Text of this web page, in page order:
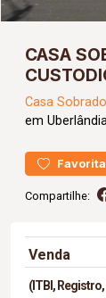
CASA
Casa Sobrado
em
Compartilhe:
Venda
(ITBI,